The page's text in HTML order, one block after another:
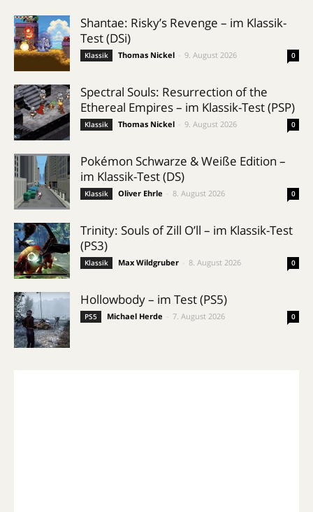
Shantae: Risky’s Revenge – im Klassik-
Test (DSi)
Klassik Thomas Nickel 9. August 2026 0
Spectral Souls: Resurrection of the
Ethereal Empires – im Klassik-Test (PSP)
Klassik Thomas Nickel 9. August 2026 0
Pokémon Schwarze & Weiße Edition –
im Klassik-Test (DS)
Klassik Oliver Ehrle 8. August 2026 0
Trinity: Souls of Zill O’ll – im Klassik-Test
(PS3)
Klassik Max Wildgruber 8. August 2026 0
Hollowbody – im Test (PS5)
PS5 Michael Herde 7. August 2026 0